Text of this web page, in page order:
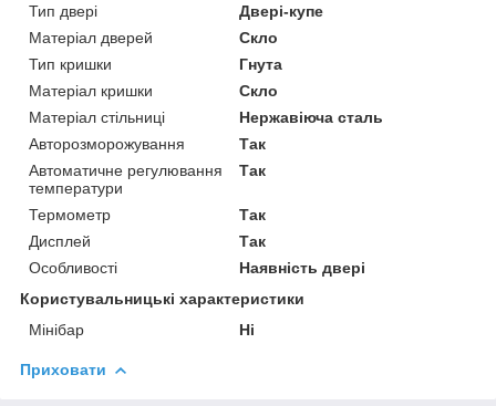
Тип двері
Двері-купе
Матеріал дверей
Скло
Тип кришки
Гнута
Матеріал кришки
Скло
Матеріал стільниці
Нержавіюча сталь
Авторозморожування
Так
Автоматичне регулювання
температури
Так
Термометр
Так
Дисплей
Так
Особливості
Наявність двері
Користувальницькі характеристики
Мінібар
Ні
Приховати